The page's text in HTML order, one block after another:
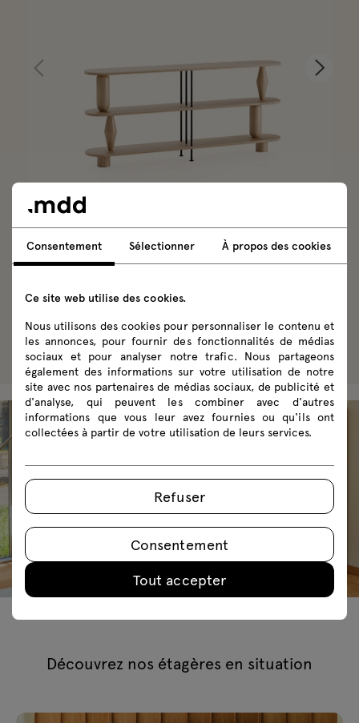
Découvrez nos étagères en situation
Consentement Sélectionner À propos des cookies
Ce site web utilise des cookies.
Nous utilisons des cookies pour personnaliser le contenu et
les annonces, pour fournir des fonctionnalités de médias
sociaux et pour analyser notre trafic. Nous partageons
également des informations sur votre utilisation de notre
site avec nos partenaires de médias sociaux, de publicité et
d'analyse, qui peuvent les combiner avec d'autres
informations que vous leur avez fournies ou qu'ils ont
collectées à partir de votre utilisation de leurs services.
Refuser
Consentement
Tout accepter